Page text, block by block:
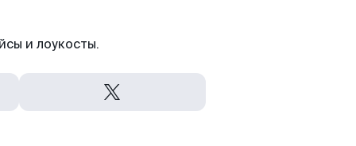
и лоукосты.